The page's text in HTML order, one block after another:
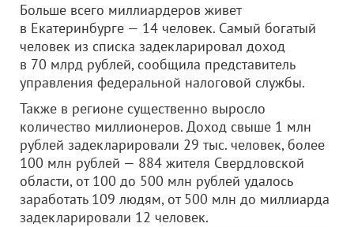
Больше всего миллиардеров живет
в Екатеринбурге — 14 человек. Самый богатый
человек из списка задекларировал доход
в 70 млрд рублей, сообщила представитель
управления федеральной налоговой службы.
Также в регионе существенно выросло
количество миллионеров. Доход свыше 1 млн
рублей задекларировали 29 тыс. человек, более
100 млн рублей — 884 жителя Свердловской
области, от 100 до 500 млн рублей удалось
заработать 109 людям, от 500 млн до миллиарда
задекларировали 12 человек.